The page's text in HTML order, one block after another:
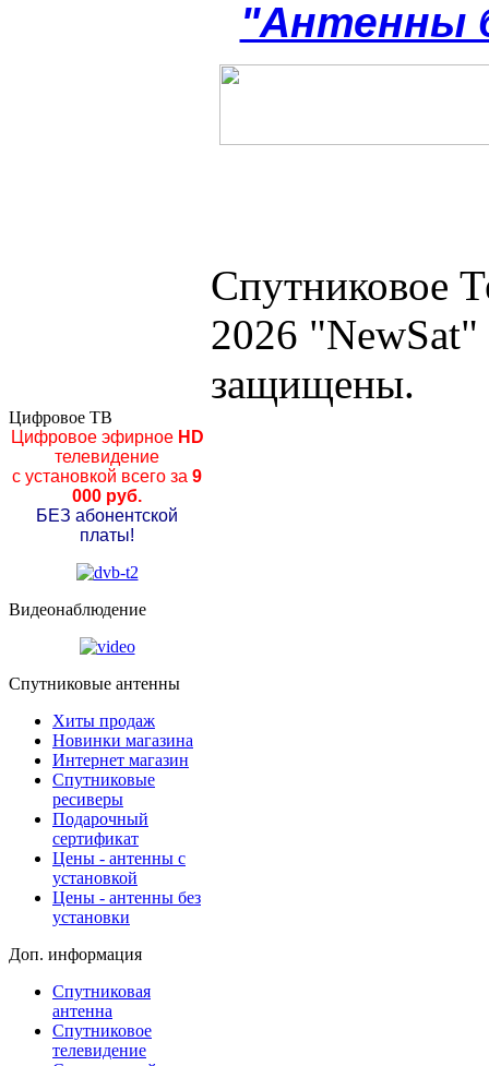
"Антенны
Спутниковое
2026
защищены.
Цифровое ТВ
Цифровое эфирноеHD
телевидение
с установкой всего за 9
000 руб.
БЕЗ абонентской
платы!
Видеонаблюдение
Спутниковые антенны
Хиты продаж
Новинки магазина
Интернет магазин
Спутниковые
ресиверы
Подарочный
сертификат
Цены - антенны с
установкой
Цены - антенны без
установки
Доп. информация
Спутниковая
антенна
Спутниковое
телевидение